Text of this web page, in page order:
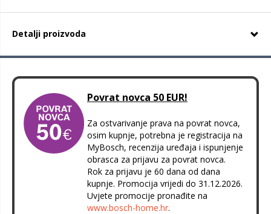
Detalji proizvoda
Povrat novca 50 EUR!
Za ostvarivanje prava na povrat novca,
osim kupnje, potrebna je registracija na
MyBosch, recenzija uređaja i ispunjenje
obrasca za prijavu za povrat novca.
Rok za prijavu je 60 dana od dana
kupnje. Promocija vrijedi do 31.12.2026.
Uvjete promocije pronađite na
www.bosch-home.hr.